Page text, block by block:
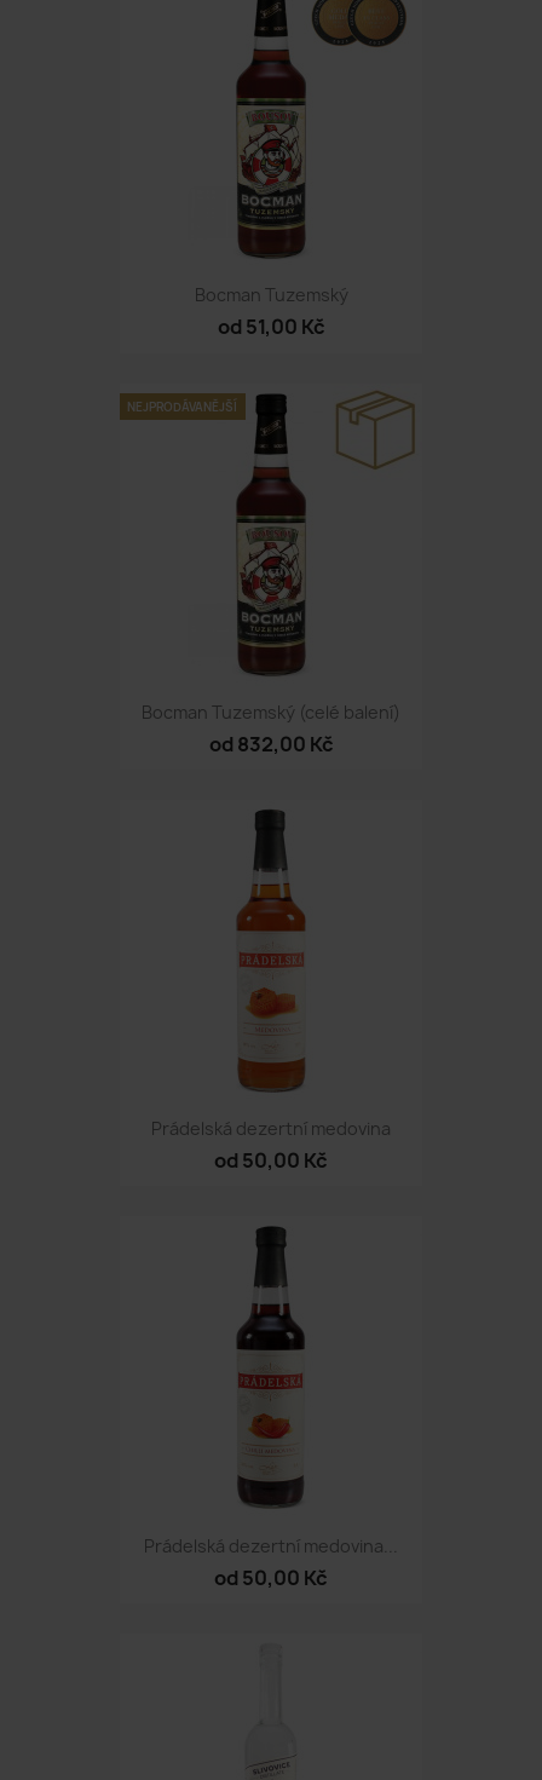
Bocman Tuzemský
od 51,00 Kč
NEJPRODÁVANĚJŠÍ
Bocman Tuzemský (celé balení)
od 832,00 Kč
Prádelská dezertní medovina
od 50,00 Kč
Prádelská dezertní medovina...
od 50,00 Kč